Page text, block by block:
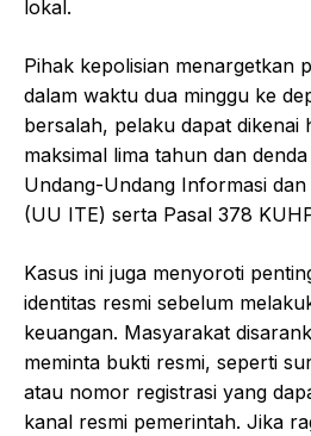
lokal.
Pihak kepolisian menargetkan
dalam waktu dua minggu ke
bersalah, pelaku dapat dikenai
maksimal lima tahun dan
Undang-Undang Informasi
(UU ITE) serta Pasal 378
Kasus ini juga menyoroti
identitas resmi sebelum
keuangan. Masyarakat
meminta bukti resmi, seperti
atau nomor registrasi yang
kanal resmi pemerintah. Jika